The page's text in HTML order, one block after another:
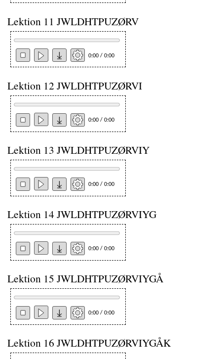
Lektion 11 JWLDHTPUZØRV
0:00 / 0:00
Lektion 12 JWLDHTPUZØRVI
0:00 / 0:00
Lektion 13 JWLDHTPUZØRVIY
0:00 / 0:00
Lektion 14 JWLDHTPUZØRVIYG
0:00 / 0:00
Lektion 15 JWLDHTPUZØRVIYGÅ
0:00 / 0:00
Lektion 16 JWLDHTPUZØRVIYGÅK